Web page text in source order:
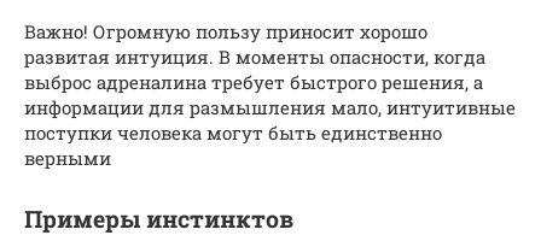
Важно! Огромную пользу приносит хорошо
развитая интуиция. В моменты опасности, когда
выброс адреналина требует быстрого решения, а
информации для размышления мало, интуитивные
поступки человека могут быть единственно
верными
Примеры инстинктов